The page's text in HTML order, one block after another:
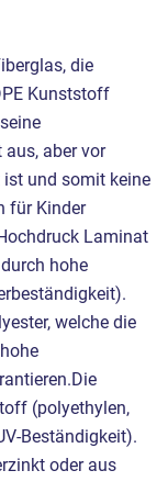
die
Kunststoff
aus, aber vor
und somit keine
für Kinder
Laminat
hohe
welche die
(polyethylen,
Beständigkeit).
oder aus